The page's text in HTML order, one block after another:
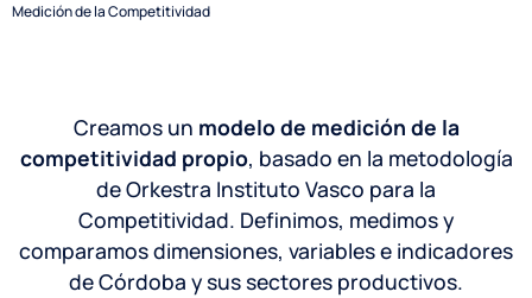
Medición de la Competitividad
Creamos un modelo de medición de la
competitividad propio, basado en la metodología
de Orkestra Instituto Vasco para la
Competitividad. Definimos, medimos y
comparamos dimensiones, variables e indicadores
de Córdoba y sus sectores productivos.